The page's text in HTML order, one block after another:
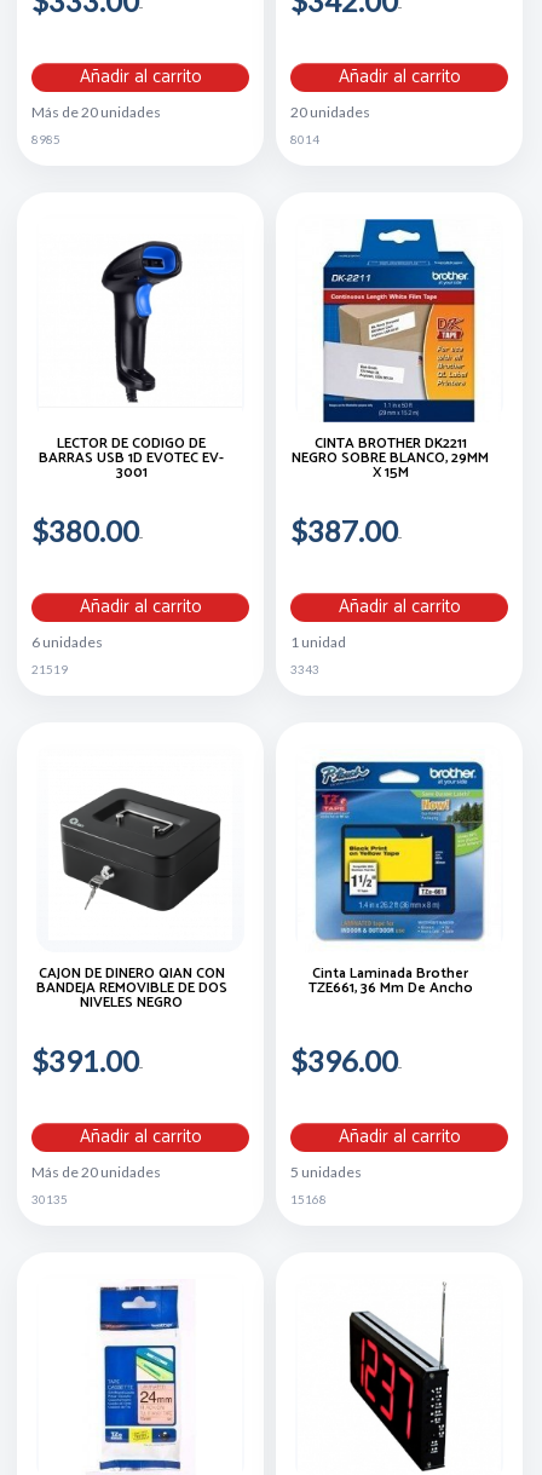
Añadir al carrito
Más de 20 unidades
8985
Añadir al carrito
20 unidades
8014
LECTOR DE CÓDIGO DE
BARRAS USB 1D EVOTEC EV-
3001
$380.00
Añadir al carrito
6 unidades
21519
CINTA BROTHER DK2211
NEGRO SOBRE BLANCO, 29MM
X 15M
$387.00
Añadir al carrito
1 unidad
3343
CAJON DE DINERO QIAN CON
BANDEJA REMOVIBLE DE DOS
NIVELES NEGRO
$391.00
Añadir al carrito
Más de 20 unidades
30135
Cinta Laminada Brother
TZE661, 36 Mm De Ancho
$396.00
Añadir al carrito
5 unidades
15168